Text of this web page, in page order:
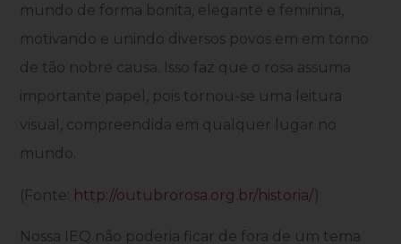
mundo de forma bonita, elegante e feminina,
motivando e unindo diversos povos em em torno
de tão nobre causa. Isso faz que o rosa assuma
importante papel, pois tornou-se uma leitura
visual, compreendida em qualquer lugar no
mundo.
(Fonte: http://outubrorosa.org.br/historia/ )
Nossa IEQ não poderia ficar de fora de um tema